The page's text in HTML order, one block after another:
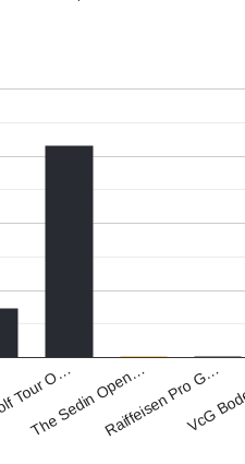
Tour O…
The Sedin Open…Raiffeisen Pro G…
VcG